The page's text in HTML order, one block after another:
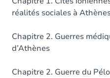
réalités sociales à
Chapitre 2. Guerres
d’Athènes
Chapitre 2. Guerre du